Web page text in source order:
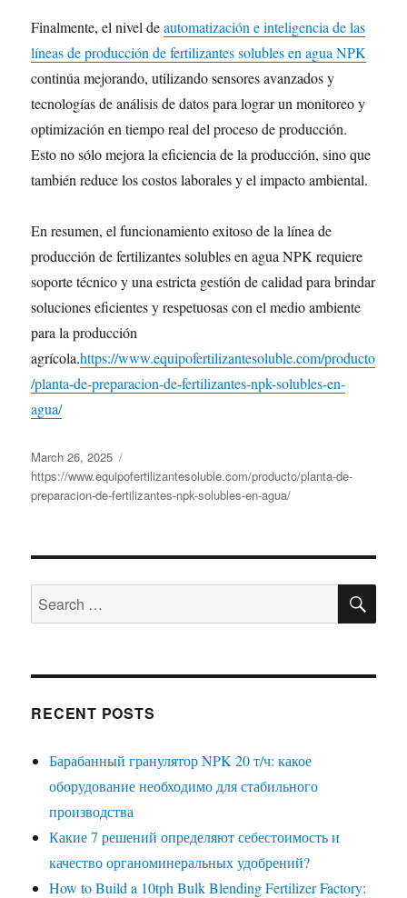
Finalmente, el nivel deautomatización e inteligencia de las
líneas de producción de fertilizantes solubles en agua NPK
continúa mejorando, utilizando sensores avanzados y
tecnologías de análisis de datos para lograr un monitoreo y
optimización en tiempo real del proceso de producción.
Esto no sólo mejora la eficiencia de la producción, sino que
también reduce los costos laborales y el impacto ambiental.
En resumen, el funcionamiento exitoso de la línea de
producción de fertilizantes solubles en agua NPK requiere
soporte técnico y una estricta gestión de calidad para brindar
soluciones eficientes y respetuosas con el medio ambiente
para la producción
agrícola.https://www.equipofertilizantesoluble.com/producto
/planta-de-preparacion-de-fertilizantes-npk-solubles-en-
agua/
Posted
on
March 26, 2025
https://www.equipofertilizantesoluble.com/producto/planta-de-
preparacion-de-fertilizantes-npk-solubles-en-agua/
Search
for:
RECENT POSTS
Барабанный гранулятор NPK 20 т/ч: какое
оборудование необходимо для стабильного
производства
Какие 7 решений определяют себестоимость и
качество органоминеральных удобрений?
How to Build a 10tph Bulk Blending Fertilizer Factory: